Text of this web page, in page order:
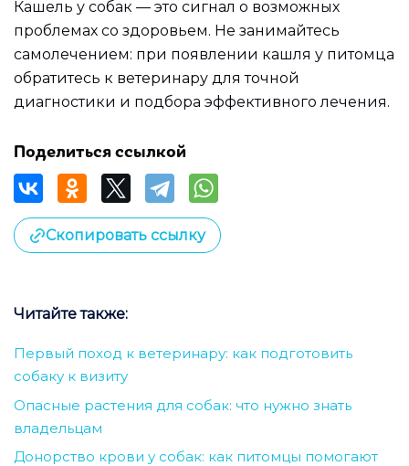
Кашель у собак — это сигнал о возможных
проблемах со здоровьем. Не занимайтесь
самолечением: при появлении кашля у питомца
обратитесь к ветеринару для точной
диагностики и подбора эффективного лечения.
Поделиться ссылкой
Скопировать ссылку
Читайте также:
Первый поход к ветеринару: как подготовить
собаку к визиту
Опасные растения для собак: что нужно знать
владельцам
Донорство крови у собак: как питомцы помогают